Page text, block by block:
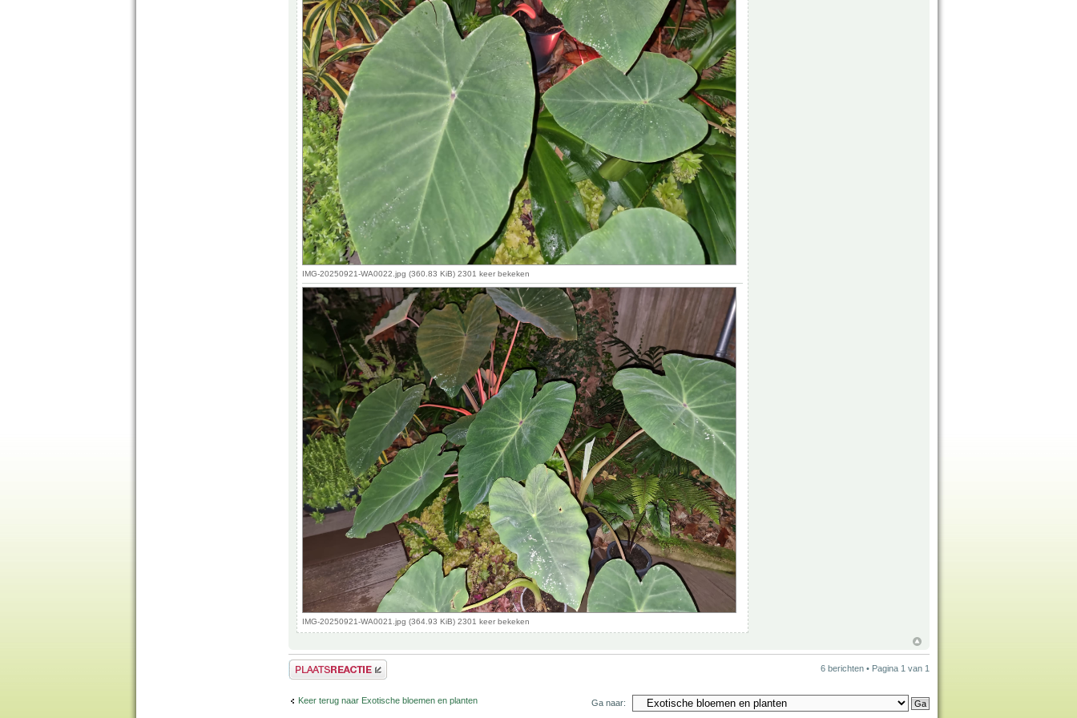
IMG-20250921-WA0022.jpg (360.83 KiB) 2301 keer bekeken
IMG-20250921-WA0021.jpg (364.93 KiB) 2301 keer bekeken
Plaats een reactie 6 berichten • Pagina 1 van 1
Keer terug naar Exotische bloemen en planten Ga naar: